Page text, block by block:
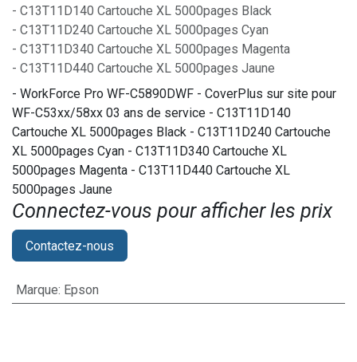
- C13T11D140 Cartouche XL 5000pages Black
- C13T11D240 Cartouche XL 5000pages Cyan
- C13T11D340 Cartouche XL 5000pages Magenta
- C13T11D440 Cartouche XL 5000pages Jaune
- WorkForce Pro WF-C5890DWF - CoverPlus sur site pour
WF-C53xx/58xx 03 ans de service - C13T11D140
Cartouche XL 5000pages Black - C13T11D240 Cartouche
XL 5000pages Cyan - C13T11D340 Cartouche XL
5000pages Magenta - C13T11D440 Cartouche XL
5000pages Jaune
Connectez-vous pour afficher les prix​
Contactez-nous
Marque: Epson